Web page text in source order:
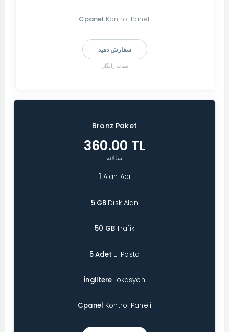
Cpanel Kontrol Paneli
سفارش دهید
ستاپ رایگان
Bronz Paket
360.00 TL
سالانه
1 Alan Adı
5 GB Disk Alan
50 GBTrafik
5 Adet E-Posta
İngiltere Lokasyon
Cpanel Kontrol Paneli